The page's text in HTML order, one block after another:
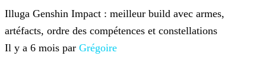
Illuga Genshin Impact : meilleur build avec armes,
artéfacts, ordre des compétences et constellations
Il y a 6 mois par Grégoire